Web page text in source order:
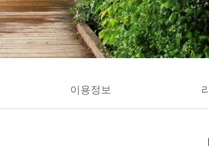
이용정보